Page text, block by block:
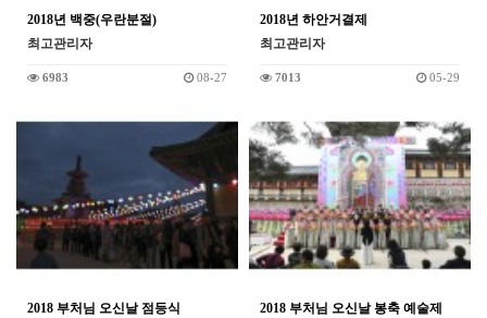
2018년 백중(우란분절)
최고관리자
6983 08-27
2018년 하안거결제
최고관리자
7013 05-29
2018 부처님 오신날 점등식
2018 부처님 오신날 봉축 예술제